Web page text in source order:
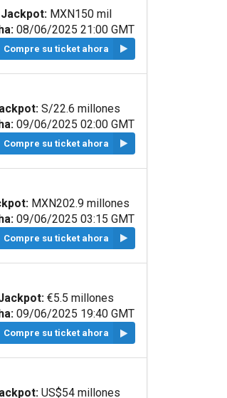
Jackpot:MXN150 mil
08/06/2025 21:00 GMT
Compre su ticket ahora
S/22.6 millones
09/06/2025 02:00 GMT
Compre su ticket ahora
MXN202.9 millones
09/06/2025 03:15 GMT
Compre su ticket ahora
€5.5 millones
09/06/2025 19:40 GMT
Compre su ticket ahora
US$54 millones